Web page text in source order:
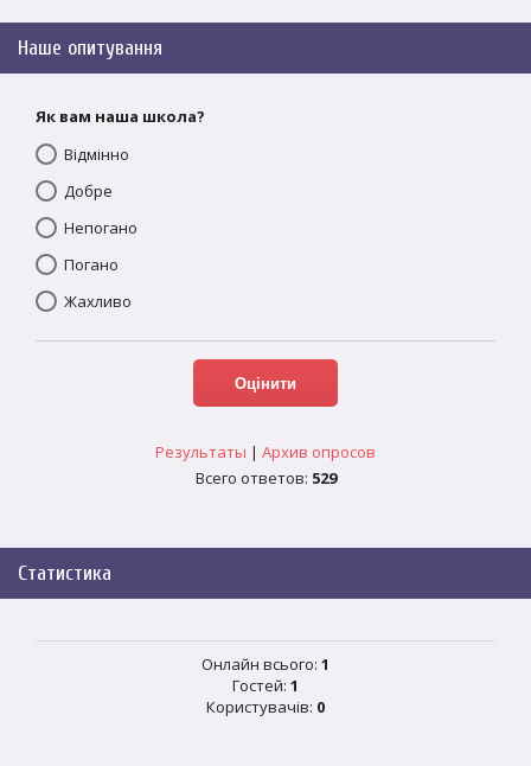
Наше опитування
Як вам наша школа?
Відмінно
Добре
Непогано
Погано
Жахливо
Результаты | Архив опросов
Всего ответов: 529
Статистика
Онлайн всього: 1
Гостей: 1
Користувачів: 0